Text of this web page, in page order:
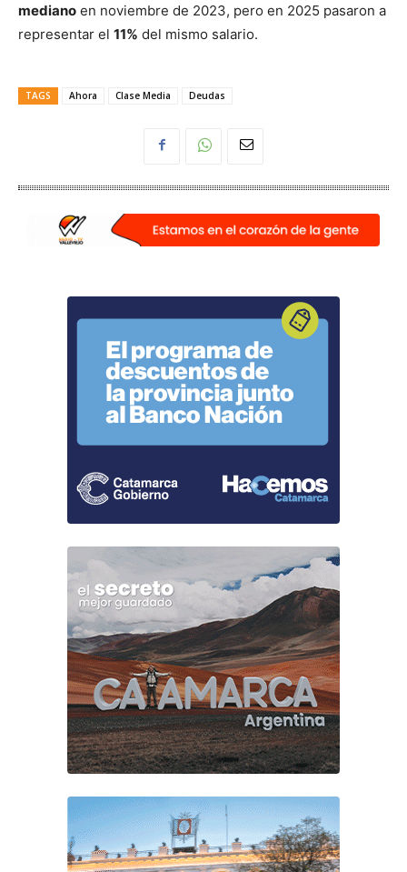
mediano en noviembre de 2023, pero en 2025 pasaron a
representar el 11% del mismo salario.
TAGS Ahora Clase Media Deudas